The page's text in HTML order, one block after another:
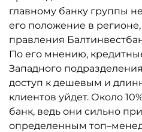
главному банку группы
его положение в
правления
По его мнению,
Западного
доступ к дешевым и
клиентов уйдет. Около
банк, ведь они сильно
определенным